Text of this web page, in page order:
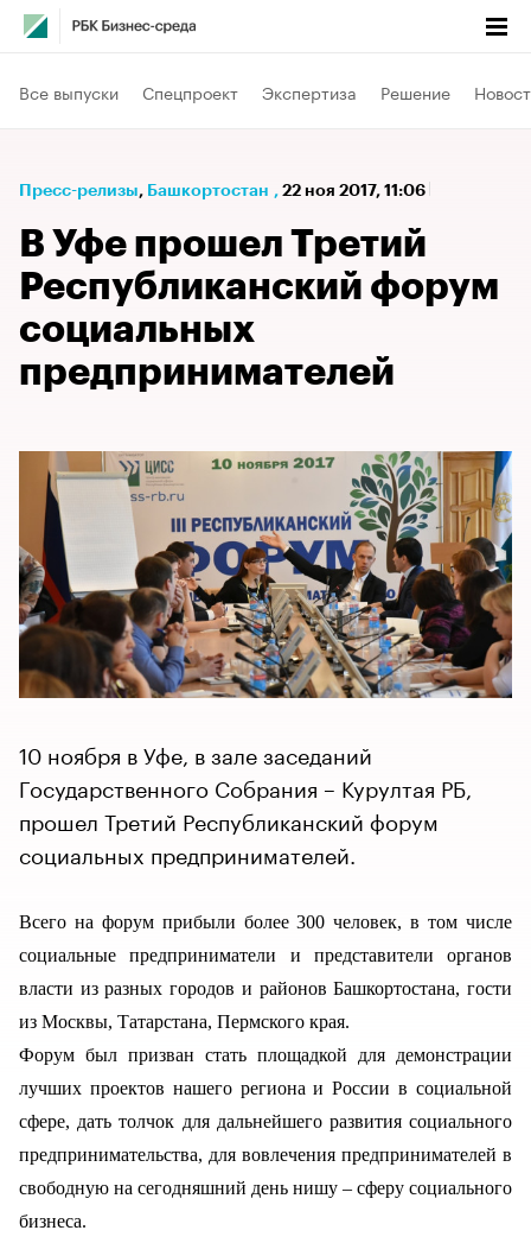
Все выпуски Спецпроект Экспертиза Решение
Пресс-релизы⁠, Башкортостан , 22 ноя 2017, 11:06
В Уфе прошел Третий
Республиканский форум
социальных
предпринимателей
10 ноября в Уфе, в зале заседаний
Государственного Собрания – Курултая РБ,
прошел Третий Республиканский форум
социальных предпринимателей.
Всего на форум прибыли более 300 человек, в том числе
социальные предприниматели и представители органов
власти из разных городов и районов Башкортостана, гости
из Москвы, Татарстана, Пермского края.
Форум был призван стать площадкой для демонстрации
лучших проектов нашего региона и России в социальной
сфере, дать толчок для дальнейшего развития социального
предпринимательства, для вовлечения предпринимателей в
свободную на сегодняшний день нишу – сферу социального
бизнеса.